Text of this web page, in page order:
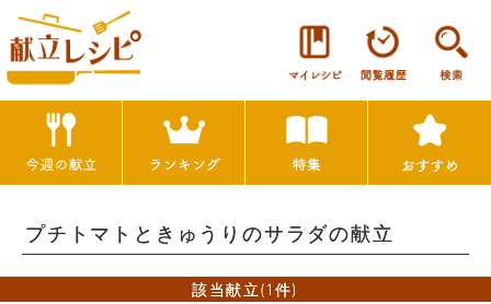
プチトマトときゅうりのサラダの献立
該当献立(1件)